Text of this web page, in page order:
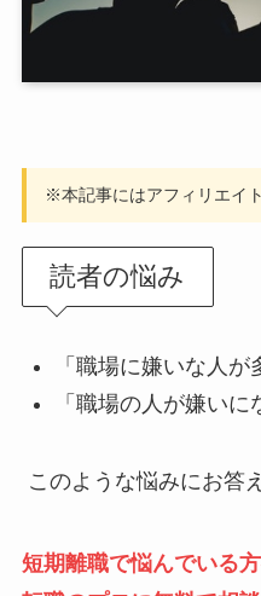
※本記事にはアフィリエイ
読者の悩み
「職場に嫌いな人が
「職場の人が嫌いに
このような悩みにお答
短期離職で悩んでいる